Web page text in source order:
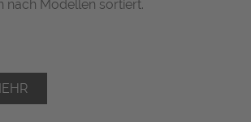
nach Modellen sortiert.